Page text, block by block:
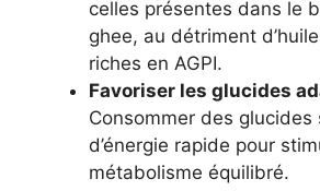
celles présentes dans le
ghee, au détriment
riches en AGPI.
Favoriser les glucides
Consommer des glucides
d’énergie rapide pour
métabolisme équilibré.